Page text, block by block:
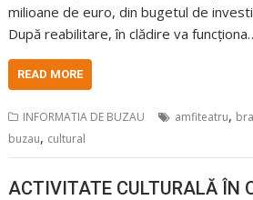
milioane de euro, din bugetul de
După reabilitare, în clădire va
READ MORE
INFORMATIA DE BUZAU amfiteatru,
buzau, cultural
ACTIVITATE CULTURALĂ ÎN